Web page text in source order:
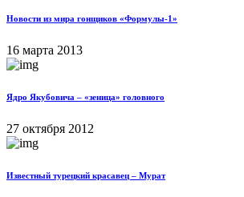
Новости из мира гонщиков «Формулы-1»
16 марта 2013
Ядро Якубовича – «зеница» головного
27 октября 2012
Известный турецкий красавец – Мурат